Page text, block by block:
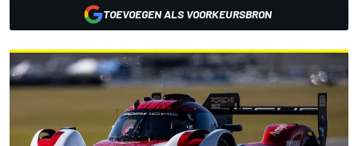
TOEVOEGEN ALS VOORKEURSBRON